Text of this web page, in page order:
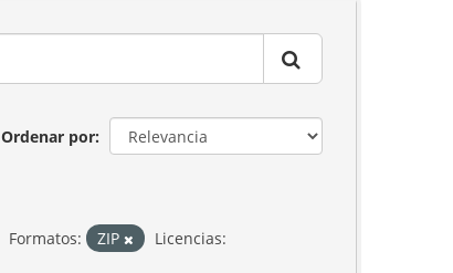
Ordenar por
Formatos: ZIP
Licencias: